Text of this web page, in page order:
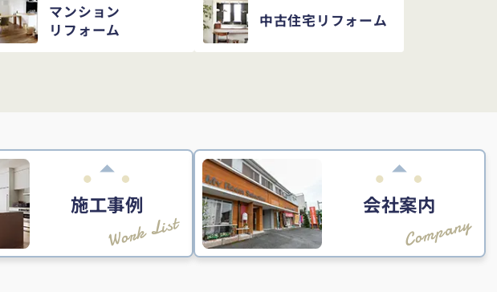
マンション
リフォーム
中古住宅 リフォーム
施工事例
Work List
会社案内
Company